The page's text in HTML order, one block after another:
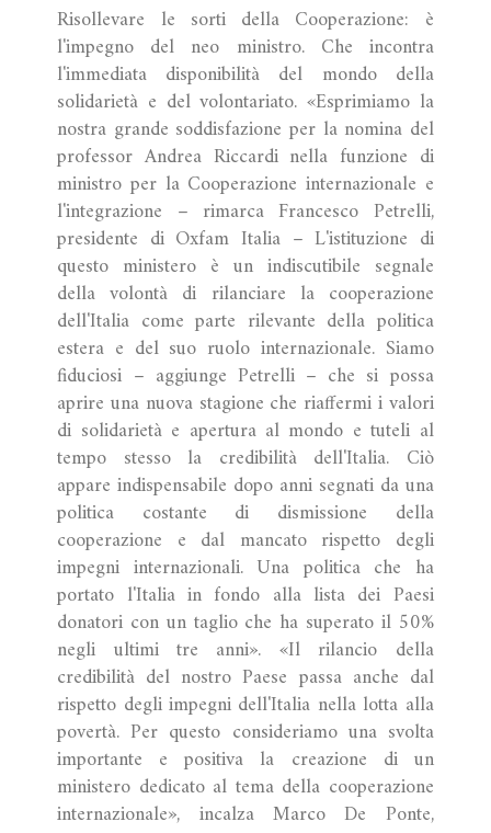
Risollevare le sorti della Cooperazione: è
l'impegno del neo ministro. Che incontra
l'immediata disponibilità del mondo della
solidarietà e del volontariato. «Esprimiamo la
nostra grande soddisfazione per la nomina del
professor Andrea Riccardi nella funzione di
ministro per la Cooperazione internazionale e
l'integrazione – rimarca Francesco Petrelli,
presidente di Oxfam Italia – L'istituzione di
questo ministero è un indiscutibile segnale
della volontà di rilanciare la cooperazione
dell'Italia come parte rilevante della politica
estera e del suo ruolo internazionale. Siamo
fiduciosi – aggiunge Petrelli – che si possa
aprire una nuova stagione che riaffermi i valori
di solidarietà e apertura al mondo e tuteli al
tempo stesso la credibilità dell'Italia. Ciò
appare indispensabile dopo anni segnati da una
politica costante di dismissione della
cooperazione e dal mancato rispetto degli
impegni internazionali. Una politica che ha
portato l'Italia in fondo alla lista dei Paesi
donatori con un taglio che ha superato il 50%
negli ultimi tre anni». «Il rilancio della
credibilità del nostro Paese passa anche dal
rispetto degli impegni dell'Italia nella lotta alla
povertà. Per questo consideriamo una svolta
importante e positiva la creazione di un
ministero dedicato al tema della cooperazione
internazionale», incalza Marco De Ponte,